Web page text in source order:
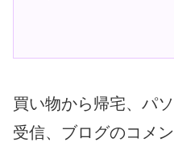
買い物から帰宅、パ
受信、ブログのコメ